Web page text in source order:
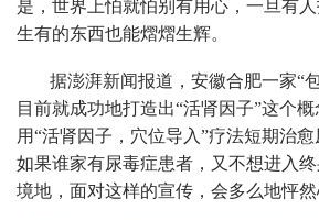
是，世界上怕就怕别有用心，一旦有
生有的东西也能熠熠生辉。
据澎湃新闻报道，安徽合肥一家“
目前就成功地打造出“活肾因子”这个
用“活肾因子，穴位导入”疗法短期治愈
如果谁家有尿毒症患者，又不想进入
境地，面对这样的宣传，会多么地怦然